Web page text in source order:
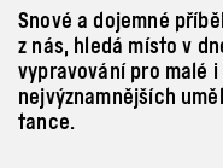
Snové a dojemné
z nás, hledá místo v
vypravování pro malé
nejvýznamnějších
tance.